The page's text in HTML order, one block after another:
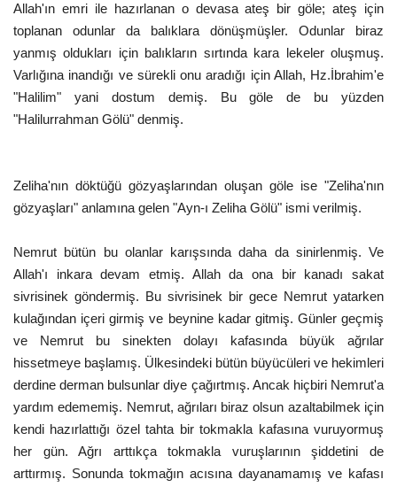
Allah'ın emri ile hazırlanan o devasa ateş bir göle; ateş için
toplanan odunlar da balıklara dönüşmüşler. Odunlar biraz
yanmış oldukları için balıkların sırtında kara lekeler oluşmuş.
Varlığına inandığı ve sürekli onu aradığı için Allah, Hz.İbrahim'e
"Halilim" yani dostum demiş. Bu göle de bu yüzden
"Halilurrahman Gölü" denmiş.
Zeliha'nın döktüğü gözyaşlarından oluşan göle ise "Zeliha'nın
gözyaşları" anlamına gelen "Ayn-ı Zeliha Gölü" ismi verilmiş.
Nemrut bütün bu olanlar karışsında daha da sinirlenmiş. Ve
Allah'ı inkara devam etmiş. Allah da ona bir kanadı sakat
sivrisinek göndermiş. Bu sivrisinek bir gece Nemrut yatarken
kulağından içeri girmiş ve beynine kadar gitmiş. Günler geçmiş
ve Nemrut bu sinekten dolayı kafasında büyük ağrılar
hissetmeye başlamış. Ülkesindeki bütün büyücüleri ve hekimleri
derdine derman bulsunlar diye çağırtmış. Ancak hiçbiri Nemrut'a
yardım edememiş. Nemrut, ağrıları biraz olsun azaltabilmek için
kendi hazırlattığı özel tahta bir tokmakla kafasına vuruyormuş
her gün. Ağrı arttıkça tokmakla vuruşlarının şiddetini de
arttırmış. Sonunda tokmağın acısına dayanamamış ve kafası